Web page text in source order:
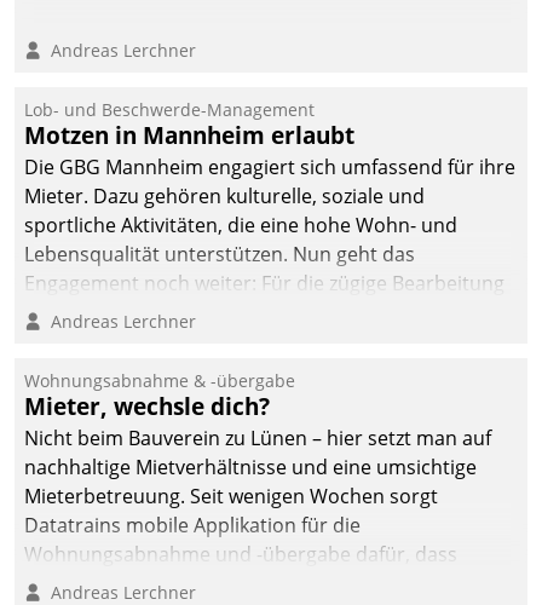
Andreas Lerchner
Lob- und Beschwerde-Management
Motzen in Mannheim erlaubt
Die GBG Mannheim engagiert sich umfassend für ihre
Mieter. Dazu gehören kulturelle, soziale und
sportliche Aktivitäten, die eine hohe Wohn- und
Lebensqualität unterstützen. Nun geht das
Engagement noch weiter: Für die zügige Bearbeitung
von Beschwerden – oder Lob – richtet das
und Beschwerde-Management einen eigenen Kanal
ein.
Andreas Lerchner
Wohnungsabnahme & -übergabe
Mieter, wechsle dich?
Nicht beim Bauverein zu Lünen – hier setzt man auf
nachhaltige Mietverhältnisse und eine umsichtige
Mieterbetreuung. Seit wenigen Wochen sorgt
Datatrains mobile Applikation für die
Wohnungsabnahme und -übergabe dafür, dass
Mieter wohlgeordnet kommen und, so es sein muss,
Andreas Lerchner